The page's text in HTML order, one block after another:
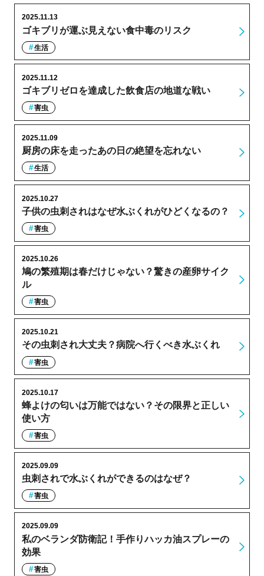
ゴキブリが運ぶ見えない食中毒のリスク
2025.11.13
生活
ゴキブリゼロを達成した飲食店の地道な戦い
2025.11.12
害虫
厨房の床を走ったあの日の絶望を忘れない
2025.11.09
生活
子供の虫刺されはなぜ水ぶくれがひどくなるの？
2025.10.27
害虫
鳩の繁殖期は春だけじゃない？驚きの産卵サイク
ル
2025.10.26
害虫
その虫刺され大丈夫？病院へ行くべき水ぶくれ
2025.10.21
害虫
蜂よけの匂いは万能ではない？その限界と正しい
使い方
2025.10.17
害虫
虫刺されで水ぶくれができるのはなぜ？
2025.09.09
害虫
私のベランダ防衛記！手作りハッカ油スプレーの
効果
2025.09.09
害虫